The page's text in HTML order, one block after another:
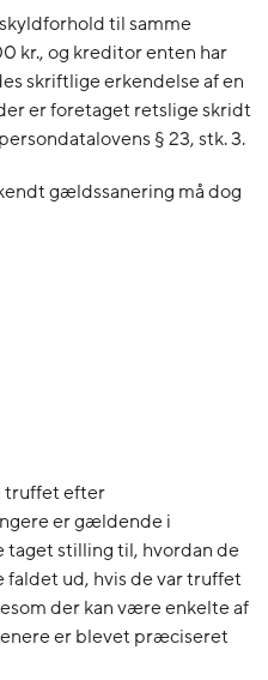
til samme
kr., og kreditor enten har
skriftlige erkendelse af en
er foretaget retslige skridt
§ 23, stk. 3.
gældssanering må dog
truffet efter
er gældende i
taget stilling til, hvordan de
ud, hvis de var truffet
der kan være enkelte af
er blevet præciseret